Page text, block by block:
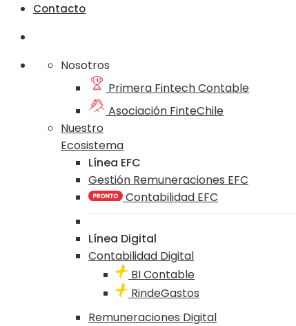
Contacto
Nosotros
Primera Fintech Contable
Asociación FinteChile
Nuestro
Ecosistema
Línea EFC
Gestión Remuneraciones EFC
Contabilidad EFC
Línea Digital
Contabilidad Digital
BI Contable
RindeGastos
Remuneraciones Digital